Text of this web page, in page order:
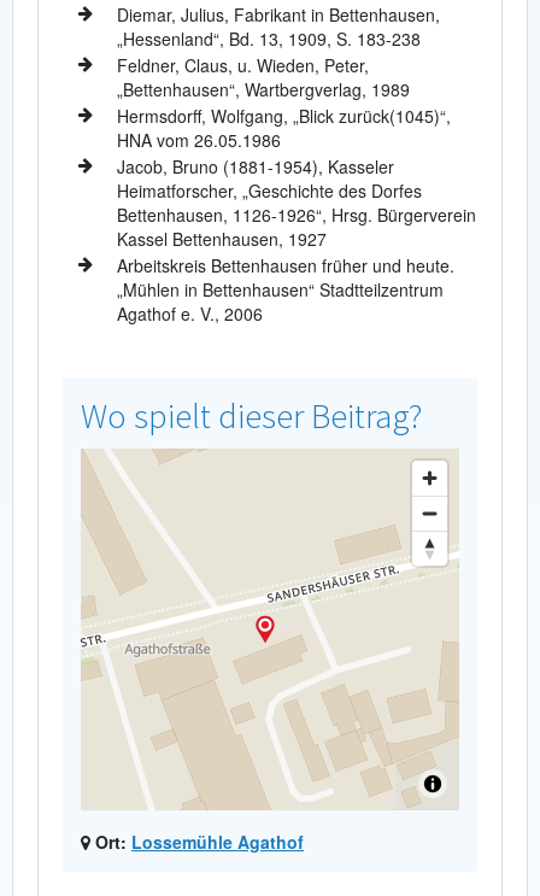
Diemar, Julius, Fabrikant in Bettenhausen,
„Hessenland“, Bd. 13, 1909, S. 183-238
Feldner, Claus, u. Wieden, Peter,
„Bettenhausen“, Wartbergverlag, 1989
Hermsdorff, Wolfgang, „Blick zurück(1045)“,
HNA vom 26.05.1986
Jacob, Bruno (1881-1954), Kasseler
Heimatforscher, „Geschichte des Dorfes
Bettenhausen, 1126-1926“, Hrsg. Bürgerverein
Kassel Bettenhausen, 1927
Arbeitskreis Bettenhausen früher und heute.
„Mühlen in Bettenhausen“ Stadtteilzentrum
Agathof e. V., 2006
Wo spielt dieser Beitrag?
Ort: Lossemühle Agathof